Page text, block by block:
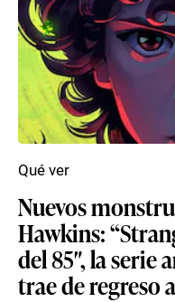
Nuevos
Hawkins:
del 85″, la serie
trae de regreso
Qué ver